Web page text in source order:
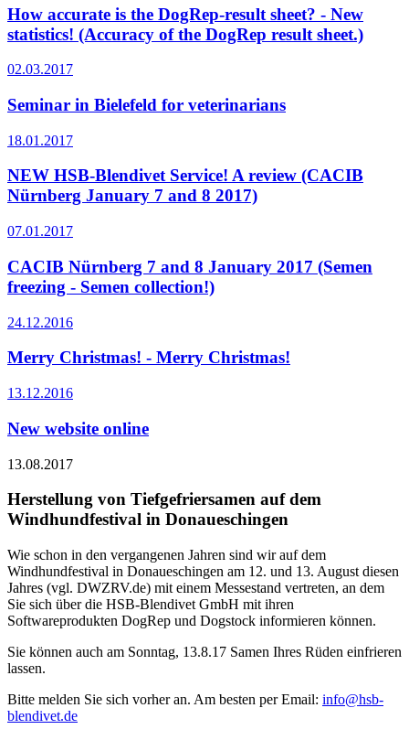
How accurate is the DogRep-result sheet? - New
statistics! (Accuracy of the DogRep result sheet.)
02.03.2017
Seminar in Bielefeld for veterinarians
18.01.2017
NEW HSB-Blendivet Service! A review (CACIB
Nürnberg January 7 and 8 2017)
07.01.2017
CACIB Nürnberg 7 and 8 January 2017 (Semen
freezing - Semen collection!)
24.12.2016
Merry Christmas! - Merry Christmas!
13.12.2016
New website online
13.08.2017
Herstellung von Tiefgefriersamen auf dem
Windhundfestival in Donaueschingen
Wie schon in den vergangenen Jahren sind wir auf dem
Windhundfestival in Donaueschingen am 12. und 13. August diesen
Jahres (vgl. DWZRV.de) mit einem Messestand vertreten, an dem
Sie sich über die HSB-Blendivet GmbH mit ihren
Softwareprodukten DogRep und Dogstock informieren können.
Sie können auch am Sonntag, 13.8.17 Samen Ihres Rüden einfrieren
lassen.
Bitte melden Sie sich vorher an. Am besten per Email: info@hsb-
blendivet.de